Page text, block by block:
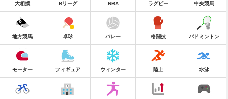
大相撲 Bリーグ NBA ラグビー 中央競馬
地方競馬 卓球 バレー 格闘技 バドミントン
モーター フィギュア ウィンター 陸上 水泳